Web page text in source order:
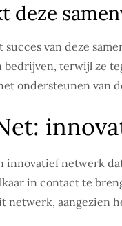
deze
succes van deze
bedrijven, terwijl ze
ondersteunen van
innovatief netwerk
in contact te
netwerk, aangezien